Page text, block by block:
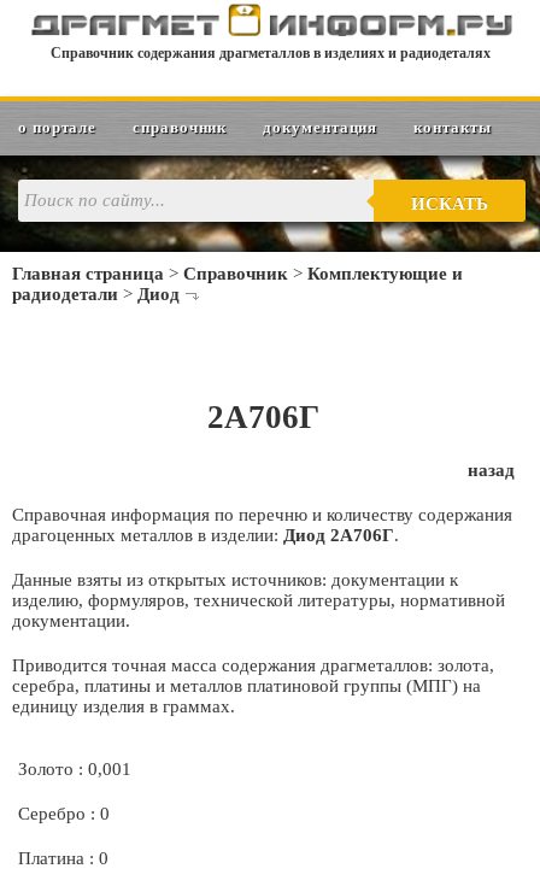
Справочник содержания драгметаллов в изделиях и радиодеталях
о портале справочник документация контакты
ИСКАТЬ
Главная страница > Справочник > Комплектующие и
радиодетали > Диод
2А706Г
назад
Справочная информация по перечню и количеству содержания
драгоценных металлов в изделии: Диод 2А706Г.
Данные взяты из открытых источников: документации к
изделию, формуляров, технической литературы, нормативной
документации.
Приводится точная масса содержания драгметаллов: золота,
серебра, платины и металлов платиновой группы (МПГ) на
единицу изделия в граммах.
Золото : 0,001
Серебро : 0
Платина : 0